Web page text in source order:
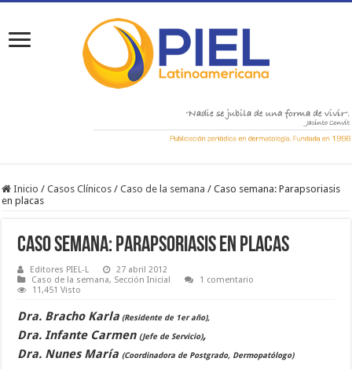
Inicio / Casos Clínicos / Caso de la semana / Caso semana: Parapsoriasis
en placas
Caso semana: Parapsoriasis en placas
Editores PIEL-L
27 abril 2012
Caso de la semana, Sección Inicial
1 comentario
11,451 Visto
Dra. Bracho Karla (Residente de 1er año),
Dra. Infante Carmen(Jefe de Servicio),
Dra. Nunes María(Coordinadora de Postgrado, Dermopatólogo)